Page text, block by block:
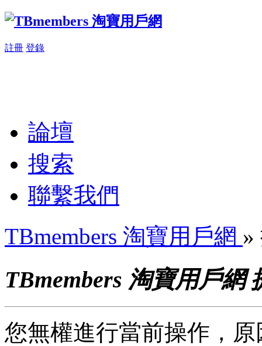
註冊 登錄
論壇
搜索
聯繫我們
TBmembers 淘寶用戶網 »
TBmembers 淘寶用戶網
您無權進行當前操作，